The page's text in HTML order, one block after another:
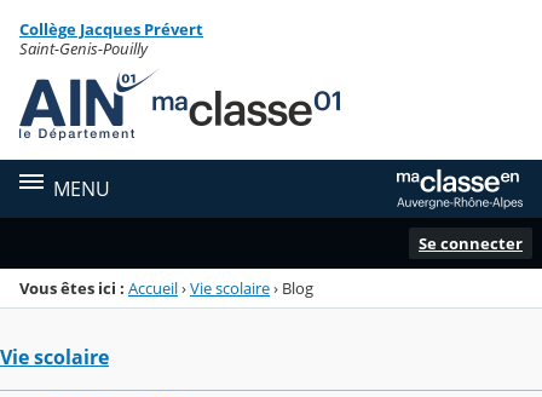
Menu de la rubrique
Contenu
Collège Jacques Prévert
Saint-Genis-Pouilly
MENU
Se connecter
Vous êtes ici : Accueil›Vie scolaire› Blog
Vie scolaire